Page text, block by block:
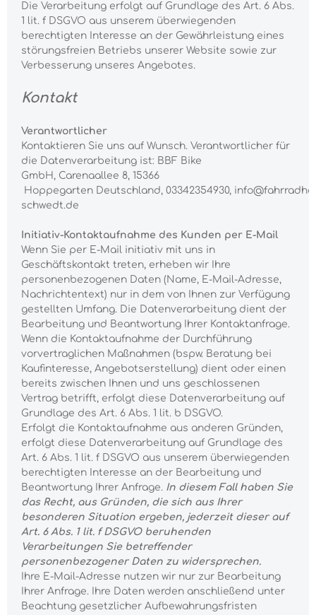
Die Verarbeitung erfolgt auf Grundlage des Art. 6 Abs.
1 lit. f DSGVO aus unserem überwiegenden
berechtigten Interesse an der Gewährleistung eines
störungsfreien Betriebs unserer Website sowie zur
Verbesserung unseres Angebotes.
Kontakt
Verantwortlicher
Kontaktieren Sie uns auf Wunsch. Verantwortlicher für
die Datenverarbeitung ist: BBF Bike
GmbH, Carenaallee 8, 15366
Hoppegarten Deutschland, 03342354930,
schwedt.de
Initiativ-Kontaktaufnahme des Kunden per E-Mail
Wenn Sie per E-Mail initiativ mit uns in
Geschäftskontakt treten, erheben wir Ihre
personenbezogenen Daten (Name, E-Mail-Adresse,
Nachrichtentext) nur in dem von Ihnen zur Verfügung
gestellten Umfang. Die Datenverarbeitung dient der
Bearbeitung und Beantwortung Ihrer Kontaktanfrage.
Wenn die Kontaktaufnahme der Durchführung
vorvertraglichen Maßnahmen (bspw. Beratung bei
Kaufinteresse, Angebotserstellung) dient oder einen
bereits zwischen Ihnen und uns geschlossenen
Vertrag betrifft, erfolgt diese Datenverarbeitung auf
Grundlage des Art. 6 Abs. 1 lit. b DSGVO.
Erfolgt die Kontaktaufnahme aus anderen Gründen,
erfolgt diese Datenverarbeitung auf Grundlage des
Art. 6 Abs. 1 lit. f DSGVO aus unserem überwiegenden
berechtigten Interesse an der Bearbeitung und
Beantwortung Ihrer Anfrage. In diesem Fall haben Sie
das Recht, aus Gründen, die sich aus Ihrer
besonderen Situation ergeben, jederzeit dieser auf
Art. 6 Abs. 1 lit. f DSGVO beruhenden
Verarbeitungen Sie betreffender
personenbezogener Daten zu widersprechen.
Ihre E-Mail-Adresse nutzen wir nur zur Bearbeitung
Ihrer Anfrage. Ihre Daten werden anschließend unter
Beachtung gesetzlicher Aufbewahrungsfristen